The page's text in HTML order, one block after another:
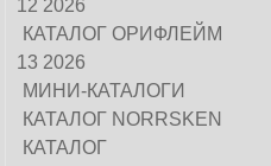
12 2026
КАТАЛОГ ОРИФЛЕЙМ
13 2026
МИНИ-КАТАЛОГИ
КАТАЛОГ NORRSKEN
КАТАЛОГ